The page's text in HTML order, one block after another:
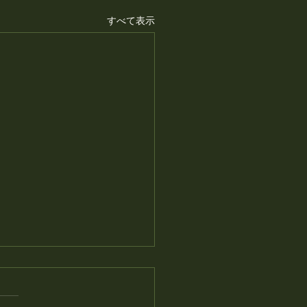
すべて表示
ク商品券使えます
しております♪